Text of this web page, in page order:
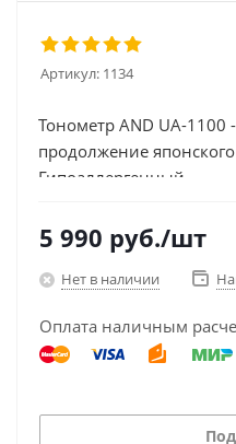
Артикул: 1134
Тонометр AND UA-
продолжение
Гипоаллергенный...
5 990 руб./шт
Нет в наличии
Оплата наличным